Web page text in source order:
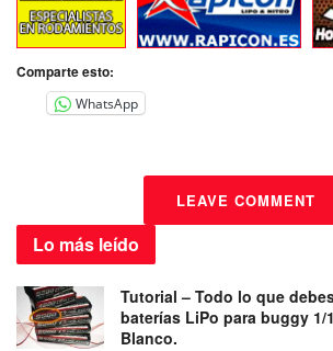
Comparte esto:
WhatsApp
LEAVE COMMENT
Lo más leído
Tutorial – Todo lo que
baterías LiPo para buggy 1/
Blanco.